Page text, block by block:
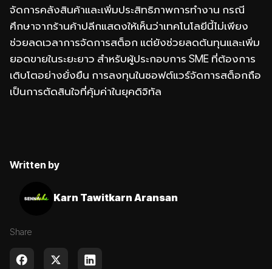
จัดการคลังสินค้าและเพิ่มประสิทธิภาพการทำงาน กรณี
ศึกษาจากร้านค้าปลีกแสดงให้เห็นว่าเทคโนโลยีนี้ไม่เพียง
ช่วยลดเวลาการจัดการสต็อก แต่ยังช่วยลดต้นทุนและเพิ่ม
ยอดขายในระยะยาว สำหรับผู้ประกอบการ SME ที่ต้องการ
เติบโตอย่างยั่งยืน การลงทุนในซอฟต์แวร์จัดการสต็อกถือ
เป็นการตัดสินใจที่คุ้มค่าในยุคดิจิทัล
Written by
Karn Tawitkarn Aransan
Share